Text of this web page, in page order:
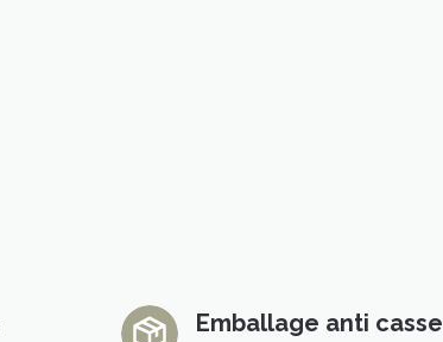
Emballage anti casse